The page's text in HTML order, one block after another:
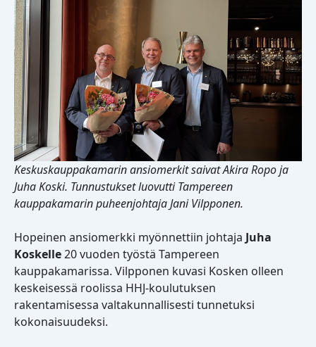
Keskuskauppakamarin ansiomerkit saivat Akira Ropo ja
Juha Koski. Tunnustukset luovutti Tampereen
kauppakamarin puheenjohtaja Jani Vilpponen.
Hopeinen ansiomerkki myönnettiin johtaja Juha
Koskelle20 vuoden työstä Tampereen
kauppakamarissa. Vilpponen kuvasi Kosken olleen
keskeisessä roolissa HHJ-koulutuksen
rakentamisessa valtakunnallisesti tunnetuksi
kokonaisuudeksi.